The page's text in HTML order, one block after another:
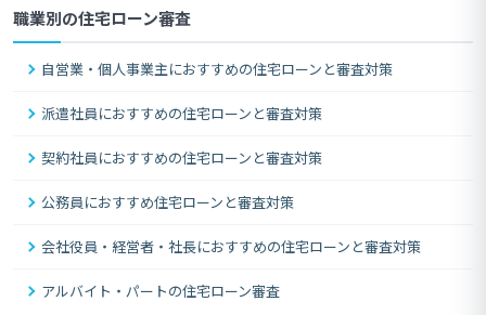
職業別の住宅ローン審査
自営業・個人事業主におすすめの住宅ローンと審査対策
派遣社員におすすめの住宅ローンと審査対策
契約社員におすすめの住宅ローンと審査対策
公務員におすすめ住宅ローンと審査対策
会社役員・経営者・社長におすすめの住宅ローンと審査対策
アルバイト・パートの住宅ローン審査